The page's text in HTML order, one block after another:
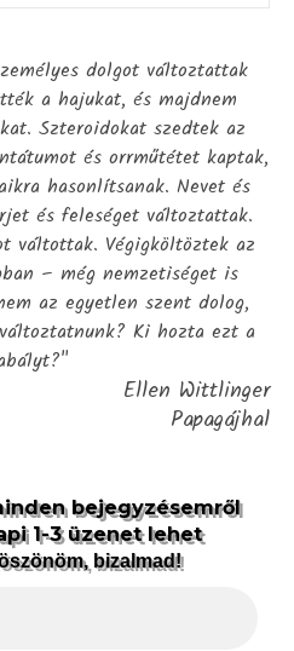
dolgot változtattak
a hajukat, és majdnem
Szteroidokat szedtek az
és orrműtétet kaptak,
hasonlítsanak. Nevet és
és feleséget változtattak.
váltottak. Végigköltöztek az
– még nemzetiséget is
az egyetlen szent dolog,
Ki hozta ezt a
Ellen Wittlinger
Papagájhal
bejegyzésemről
1-3 üzenet lehet
bizalmad!